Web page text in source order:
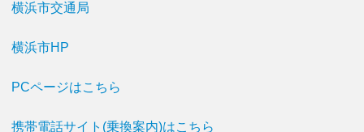
横浜市交通局
横浜市HP
PCページはこちら
携帯電話サイト(乗換案内)はこちら